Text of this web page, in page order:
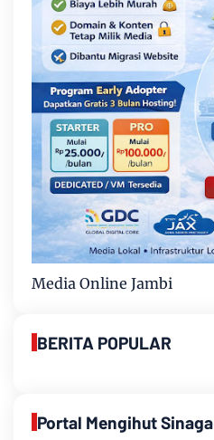
Media Online Jambi
BERITA POPULAR
Portal Mengihut Sinaga